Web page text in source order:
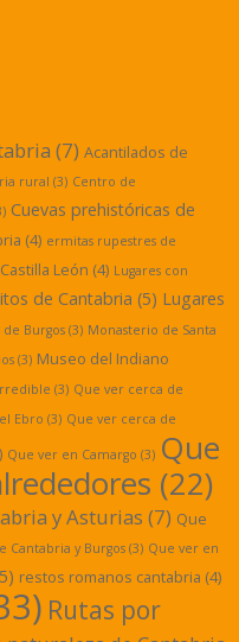
(7) Acantilados de
rural (3) Centro de
Cuevas prehistóricas de
(4) ermitas rupestres de
León (4) Lugares con
de Cantabria (5) Lugares
Burgos (3) Monasterio de Santa
(3) Museo del Indiano
(3) Que ver cerca de
Ebro (3) Que ver cerca de
Que ver en Camargo (3) Que
(22)
y Asturias (7) Que
Cantabria y Burgos (3) Que ver en
restos romanos cantabria (4)
Rutas por